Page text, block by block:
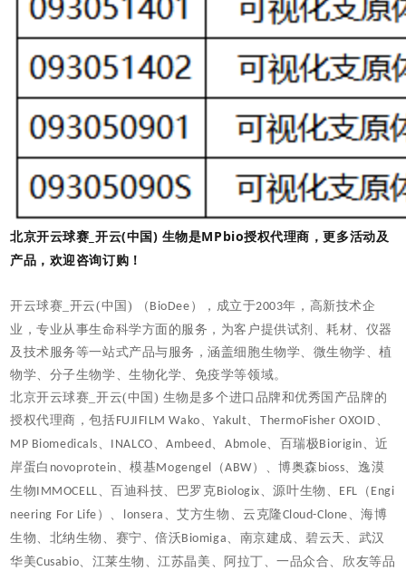
北京开云球赛_开云(中国) 生物是MPbio授权代理商，更多活动及
产品，欢迎咨询订购！
开云球赛_开云(中国) （ BioDee ），成立于2003年，高新技术企
业，专业从事生命科学方面的服务，为客户提供试剂、耗材、仪器
及技术服务等一站式产品与服务，涵盖细胞生物学、微生物学、植
物学、分子生物学、生物化学、免疫学等领域。
北京开云球赛_开云(中国) 生物是多个进口品牌和优秀国产品牌的
授权代理商，包括FUJIFILM Wako、Yakult、 ThermoFisher OXOID 、
MP Biomedicals、 INALCO、Ambeed、 Abmole、百瑞极Biorigin、近
岸蛋白 novoprotein、模基Mogengel （ABW）、博奥森 bioss、逸漠
生物IMMOCELL、百迪科技、巴罗克Biologix、源叶生物、 EFL （ Engi
neering For Life ）、 lonsera 、艾方生物、云克隆Cloud-Clone、海博
生物、北纳生物、赛宁、倍沃Biomiga、南京建成、碧云天、武汉
华美Cusabio、江莱生物、江苏晶美、阿拉丁、一品众合、欣友等品